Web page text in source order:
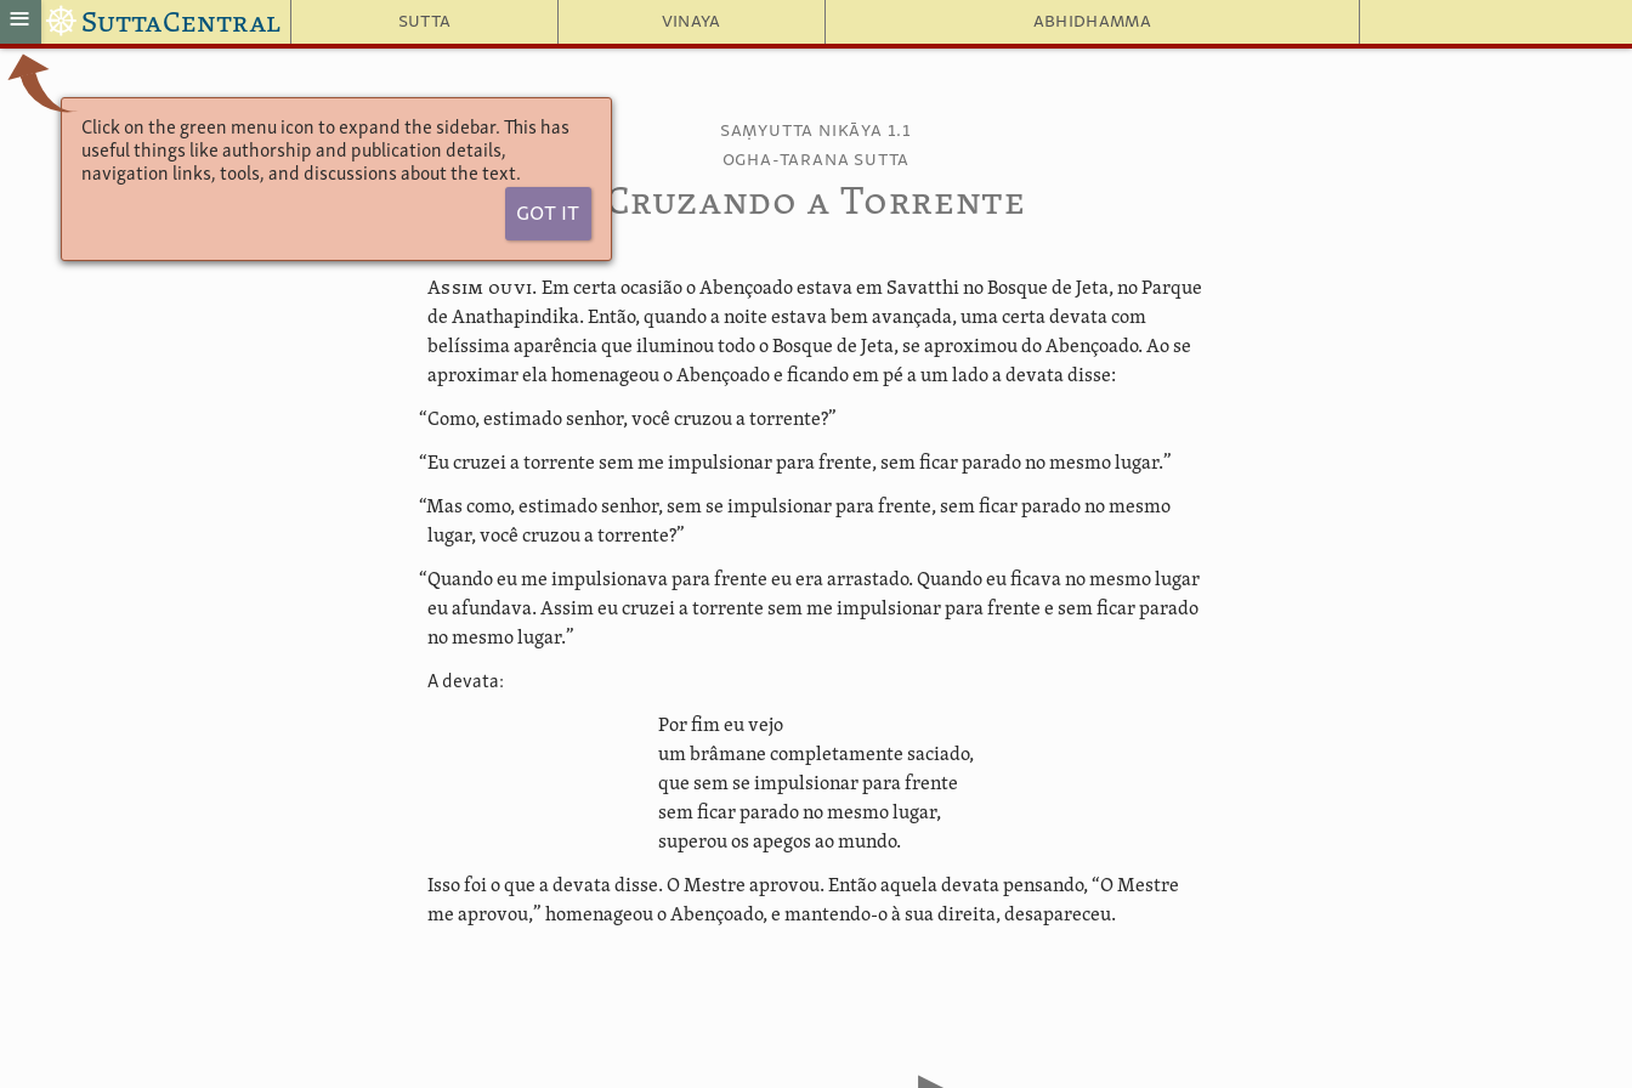
Sutta Vinaya Abhidhamma
≡ ☸ SuttaCentral
Click on the green menu icon to expand the sidebar. This has
useful things like authorship and publication details,
navigation links, tools, and discussions about the text.
Got It
Saṃyutta Nikāya 1.1
Ogha-tarana Sutta
Cruzando a Torrente
Assim ouvi. Em certa ocasião o Abençoado estava em Savatthi no Bosque de Jeta, no Parque
de Anathapindika. Então, quando a noite estava bem avançada, uma certa devata com
belíssima aparência que iluminou todo o Bosque de Jeta, se aproximou do Abençoado. Ao se
aproximar ela homenageou o Abençoado e ficando em pé a um lado a devata disse:
“Como, estimado senhor, você cruzou a torrente?”
“Eu cruzei a torrente sem me impulsionar para frente, sem ficar parado no mesmo lugar.”
“Mas como, estimado senhor, sem se impulsionar para frente, sem ficar parado no mesmo
lugar, você cruzou a torrente?”
“Quando eu me impulsionava para frente eu era arrastado. Quando eu ficava no mesmo lugar
eu afundava. Assim eu cruzei a torrente sem me impulsionar para frente e sem ficar parado
no mesmo lugar.”
A devata:
Por fim eu vejo
um brâmane completamente saciado,
que sem se impulsionar para frente
sem ficar parado no mesmo lugar,
superou os apegos ao mundo.
Isso foi o que a devata disse. O Mestre aprovou. Então aquela devata pensando, “O Mestre
me aprovou,” homenageou o Abençoado, e mantendo-o à sua direita, desapareceu.